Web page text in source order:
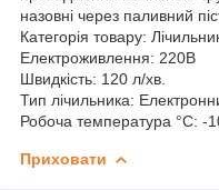
назовні через паливний
Категорія товару:
Електроживлення: 220В
Швидкість: 120 л/хв.
Тип лічильника:
Робоча температура °C: -
Приховати